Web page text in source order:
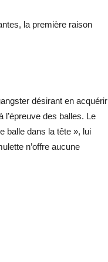
la première raison
désirant en acquérir
l’épreuve des balles. Le
balle dans la tête », lui
n’offre aucune